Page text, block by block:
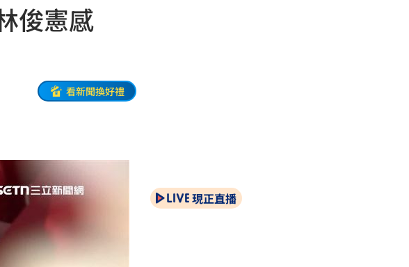
俊憲感
看新聞換好禮
現正直播